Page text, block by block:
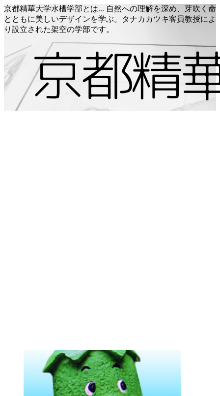
京都精華大学水槽学部とは... 自然への理解を深め、芽吹く命
とともに美しいデザインを学ぶ。タナカカツキ客員教授によ
り設立された架空の学部です。